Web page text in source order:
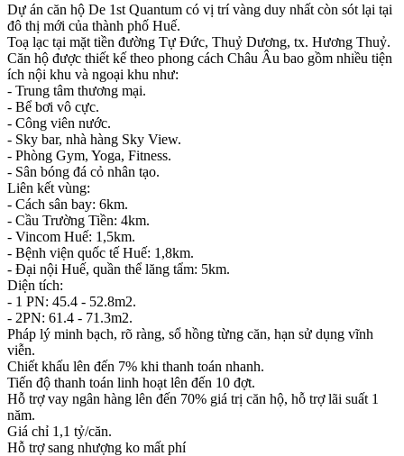
Dự án căn hộ De 1st Quantum có vị trí vàng duy nhất còn sót lại tại
đô thị mới của thành phố Huế.
Toạ lạc tại mặt tiền đường Tự Đức, Thuỷ Dương, tx. Hương Thuỷ.
Căn hộ được thiết kế theo phong cách Châu Âu bao gồm nhiều tiện
ích nội khu và ngoại khu như:
- Trung tâm thương mại.
- Bể bơi vô cực.
- Công viên nước.
- Sky bar, nhà hàng Sky View.
- Phòng Gym, Yoga, Fitness.
- Sân bóng đá cỏ nhân tạo.
Liên kết vùng:
- Cách sân bay: 6km.
- Cầu Trường Tiền: 4km.
- Vincom Huế: 1,5km.
- Bệnh viện quốc tế Huế: 1,8km.
- Đại nội Huế, quần thể lăng tẩm: 5km.
Diện tích:
- 1 PN: 45.4 - 52.8m2.
- 2PN: 61.4 - 71.3m2.
Pháp lý minh bạch, rõ ràng, sổ hồng từng căn, hạn sử dụng vĩnh
viễn.
Chiết khấu lên đến 7% khi thanh toán nhanh.
Tiến độ thanh toán linh hoạt lên đến 10 đợt.
Hỗ trợ vay ngân hàng lên đến 70% giá trị căn hộ, hỗ trợ lãi suất 1
năm.
Giá chỉ 1,1 tỷ/căn.
Hỗ trợ sang nhượng ko mất phí